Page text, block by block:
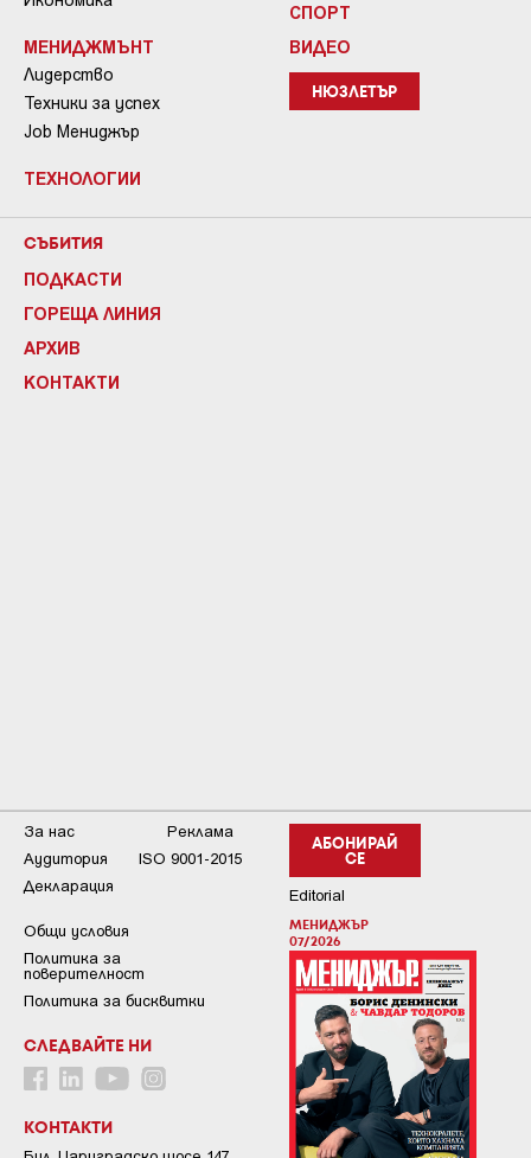
МЕНИДЖМЪНТ
Лидерство
Техники за успех
Job Мениджър
ТЕХНОЛОГИИ
СПОРТ
ВИДЕО
НЮЗЛЕТЪР
СЪБИТИЯ
ПОДКАСТИ
ГОРЕЩА ЛИНИЯ
АРХИВ
КОНТАКТИ
АБОНИРАЙ
СЕ
Editorial
МЕНИДЖЪР
07/2026
За нас
Реклама
Аудитория
ISO 9001-2015
Декларация
Общи условия
Пoлитикa зa
пoвepитeлнocт
Политика за бисквитки
СЛЕДВАЙТЕ НИ
КОНТАКТИ